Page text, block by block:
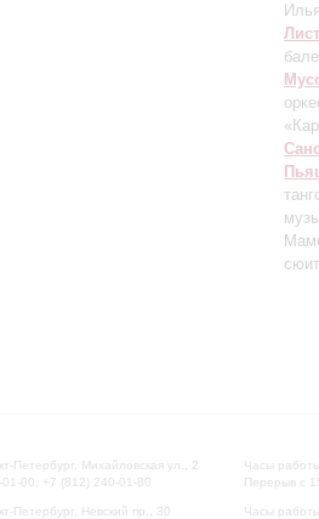
Лист
Петербург, Михайловская ул., 2
00, +7 (812) 240-01-80
Петербург, Невский пр., 30
Часы
Перерыв с
Часы